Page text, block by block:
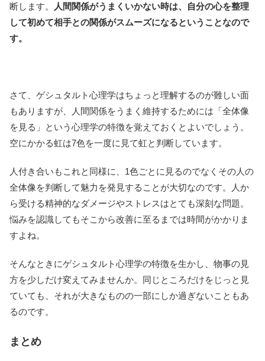
断します。
人間関係がうまくいかない時は、自分の心を整理
して初めて相手との関係がスムーズになるということなので
す。
さて、ゲシュタルト心理学はちょっと理解するのが難しい面
もありますが、人間関係をうまく維持するためには「全体像
を見る」という心理学の特徴を覚えておくとよいでしょう。
空にかかる虹は7色を一度に見て虹と判断しています。
人付き合いもこれと同様に、1色ごとに見るのでなくその人の
全体像を判断して魅力を発見することが大切なのです。人か
ら受ける精神的なダメージやストレスはとても深刻な問題。
悩みを認識してもそこから改善に至るまでは時間がかかりま
すよね。
そんなときにゲシュタルト心理学の特徴を生かし、物事の見
方を少しだけ変えてみませんか。同じところだけをじっと見
ていても、それが大きなものの一部にしか過ぎないこともあ
るのです。
まとめ